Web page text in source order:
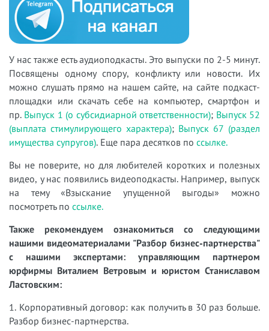
У нас также есть аудиоподкасты. Это выпуски по 2-5 минут.
Посвящены одному спору, конфликту или новости. Их
можно слушать прямо на нашем сайте, на сайте подкаст-
площадки или скачать себе на компьютер, смартфон и
пр. Выпуск 1 (о субсидиарной ответственности); Выпуск 52
(выплата стимулирующего характера); Выпуск 67 (раздел
имущества супругов). Еще пара десятков по ссылке.
Вы не поверите, но для любителей коротких и полезных
видео, у нас появились видеоподкасты. Например, выпуск
на тему «Взыскание упущенной выгоды» можно
посмотреть по ссылке.
Также рекомендуем ознакомиться со следующими
нашими видеоматериалами "Разбор бизнес-партнерства"
с нашими экспертами: управляющим партнером
юрфирмы Виталием Ветровым и юристом Станиславом
Ластовским:
1. Корпоративный договор: как получить в 30 раз больше.
Разбор бизнес-партнерства.